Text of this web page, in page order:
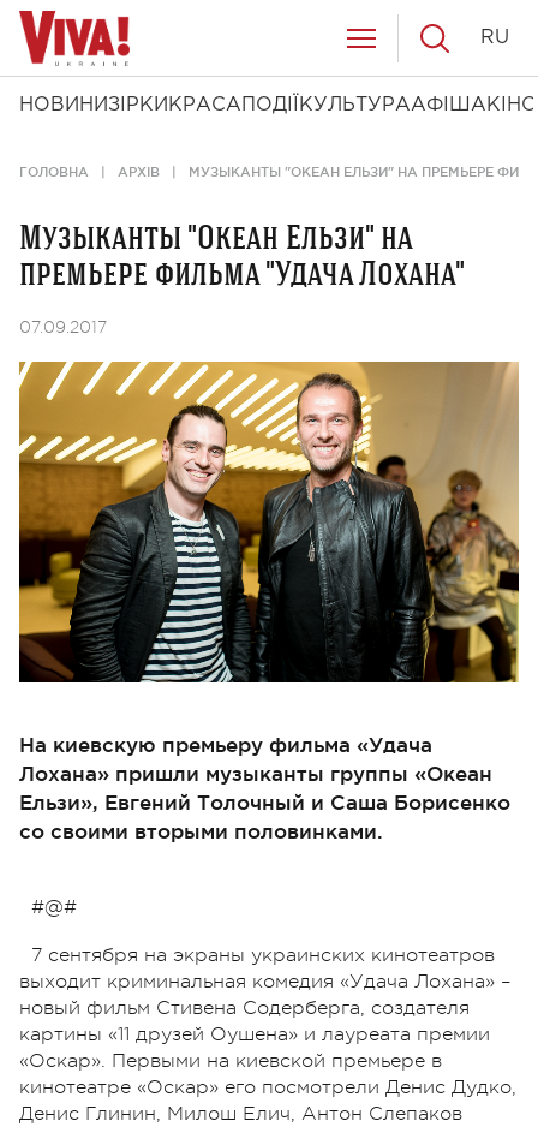
НОВИНИ ЗІРКИ КРАСА ПОДІЇ КУЛЬТУРААФІША КІНО
RU
ГОЛОВНА АРХІВ МУЗЫКАНТЫ "ОКЕАН ЕЛЬЗИ" НА ПРЕМЬЕРЕ
Музыканты "Океан Ельзи" на
премьере фильма "Удача Лохана"
07.09.2017
На киевскую премьеру фильма «Удача
Лохана» пришли музыканты группы «Океан
Ельзи», Евгений Толочный и Саша Борисенко
со своими вторыми половинками.
#@#
7 сентября на экраны украинских кинотеатров
выходит криминальная комедия «Удача Лохана» –
новый фильм Стивена Содерберга, создателя
картины «11 друзей Оушена» и лауреата премии
«Оскар». Первыми на киевской премьере в
кинотеатре «Оскар» его посмотрели Денис Дудко,
Денис Глинин, Милош Елич, Антон Слепаков